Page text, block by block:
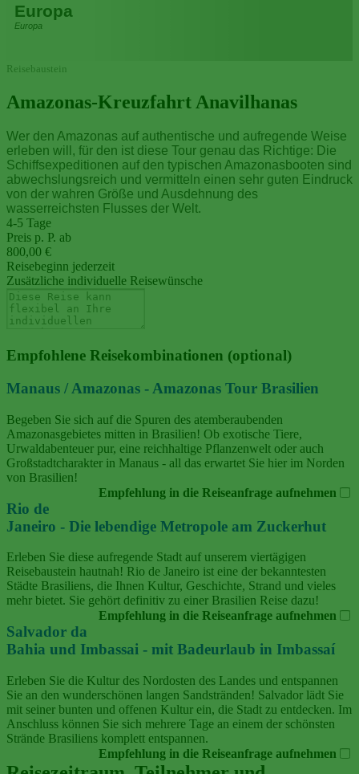
Europa
Europa
Reisebaustein
Amazonas-Kreuzfahrt Anavilhanas
Wer den Amazonas auf authentische und aufregende Weise
erleben will, für den ist diese Tour genau das Richtige: Die
Schiffsexpeditionen auf den typischen Amazonasbooten sind
abwechslungsreich und vermitteln einen sehr guten Eindruck
von der wahren Größe und Ausdehnung des
wasserreichsten Flusses der Welt.
4-5 Tage
Preis p. P. ab
800,00 €
Reisebeginn jederzeit
Zusätzliche individuelle Reisewünsche
Empfohlene Reisekombinationen (optional)
Manaus / Amazonas - Amazonas Tour Brasilien
Begeben Sie sich auf die Spuren des atemberaubenden
Amazonasgebietes mitten in Brasilien! Ob exotische Tiere,
Urwaldabenteuer pur, eine reichhaltige Pflanzenwelt oder auch
Großstadtcharakter in Manaus - all das erwartet Sie hier im Norden
von Brasilien!
Empfehlung in die Reiseanfrage aufnehmen
Rio de
Janeiro - Die lebendige Metropole am Zuckerhut
Erleben Sie diese aufregende Stadt auf unserem viertägigen
Reisebaustein hautnah! Rio de Janeiro ist eine der bekanntesten
Städte Brasiliens, die Ihnen Kultur, Geschichte, Strand und vieles
mehr bietet. Sie gehört definitiv zu einer Brasilien Reise dazu!
Empfehlung in die Reiseanfrage aufnehmen
Salvador da
Bahia und Imbassai - mit Badeurlaub in Imbassaí
Erleben Sie die Kultur des Nordosten des Landes und entspannen
Sie an den wunderschönen langen Sandstränden! Salvador lädt Sie
mit seiner bunten und offenen Kultur ein, die Stadt zu entdecken. Im
Anschluss können Sie sich mehrere Tage an einem der schönsten
Strände Brasiliens komplett entspannen.
Empfehlung in die Reiseanfrage aufnehmen